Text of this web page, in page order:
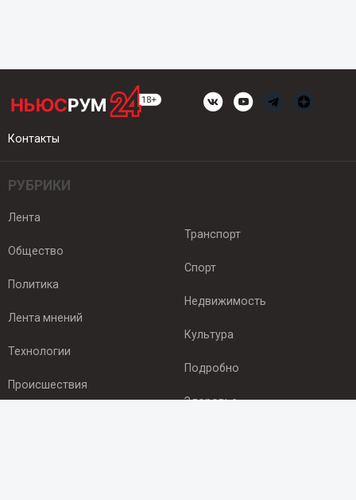
Контакты
РУБРИКИ
Лента
Общество
Политика
Лента мнений
Технологии
Происшествия
Транспорт
Спорт
Недвижимость
Культура
Подробно
Здоровье